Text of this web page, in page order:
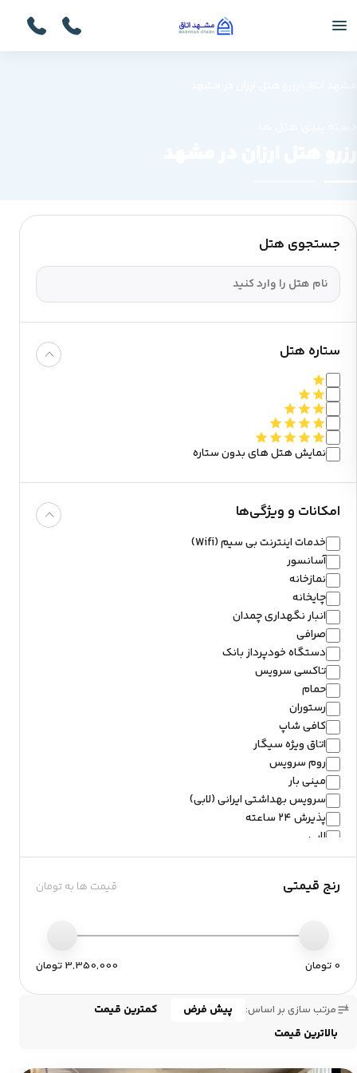
جستجوی هتل
ستاره هتل
نمایش هتل های بدون ستاره
امکانات و ویژگی‌ها
خدمات اینترنت بی سیم (Wifi)
آسانسور
نمازخانه
چایخانه
انبار نگهداری چمدان
صرافی
دستگاه خودپرداز بانک
تاکسی سرویس
حمام
رستوران
کافی شاپ
اتاق ویژه سیگار
روم سرویس
مینی بار
سرویس بهداشتی ایرانی (لابی)
پذیرش ۲۴ ساعته
لابی
فتوکپی
اینترنت در لابی
سالن صبحانه خوری
صندوق امانات
آرایشگاه مردانه
پارکینگ
رنج قیمتی قیمت ها به تومان
0 تومان 3,350,000 تومان
مرتب سازی بر اساس: پیش فرض
کمترین قیمت
بالاترین قیمت